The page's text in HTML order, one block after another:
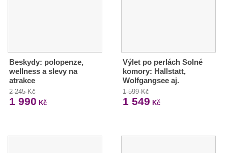
Beskydy: polopenze,
wellness a slevy na
atrakce
2 245 Kč
1 990 Kč
Výlet po perlách Solné
komory: Hallstatt,
Wolfgangsee aj.
1 599 Kč
1 549 Kč